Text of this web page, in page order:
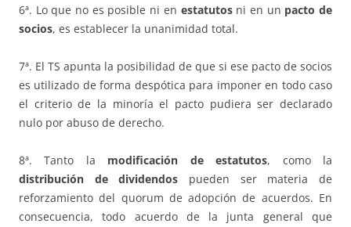
6ª. Lo que no es posible ni en estatutos ni en un pacto de
socios, es establecer la unanimidad total.
7ª. El TS apunta la posibilidad de que si ese pacto de socios
es utilizado de forma despótica para imponer en todo caso
el criterio de la minoría el pacto pudiera ser declarado
nulo por abuso de derecho.
8ª. Tanto la modificación de estatutos, como la
distribución de dividendos pueden ser materia de
reforzamiento del quorum de adopción de acuerdos. En
consecuencia, todo acuerdo de la junta general que